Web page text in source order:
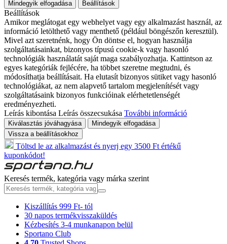
Mindegyik elfogadása Beállítások
Beállítások
Amikor meglátogat egy webhelyet vagy egy alkalmazást használ, az
információ letölthető vagy menthető (például böngészőn keresztül).
Mivel azt szeretnénk, hogy Ön döntse el, hogyan használja
szolgáltatásainkat, bizonyos típusú cookie-k vagy hasonló
technológiák használatát saját maga szabályozhatja. Kattintson az
egyes kategóriák fejlécére, ha többet szeretne megtudni, és
módosíthatja beállításait. Ha elutasít bizonyos sütiket vagy hasonló
technológiákat, az nem alapvető tartalom megjelenítését vagy
szolgáltatásaink bizonyos funkcióinak elérhetetlenségét
eredményezheti.
Leírás kibontása Leírás összecsukása További információ
Kiválasztás jóváhagyása
Mindegyik elfogadása
Vissza a beállításokhoz
Töltsd le az alkalmazást és nyerj egy 3500 Ft értékű
kuponkódot!
Keresés termék, kategória vagy márka szerint
Kiszállítás 999 Ft- tól
30 napos termékvisszaküldés
Kézbesítés 3-4 munkanapon belül
Sportano Club